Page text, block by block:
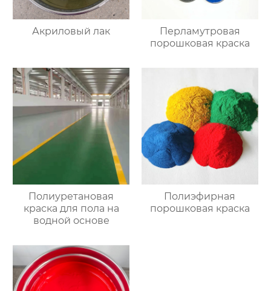
Акриловый лак
Перламутровая
порошковая краска
Полиуретановая
краска для пола на
водной основе
Полиэфирная
порошковая краска